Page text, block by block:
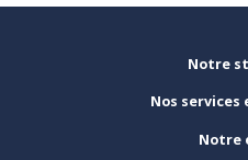
Notre
Nos services
Notre